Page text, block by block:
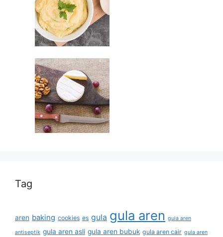
Tag
aren baking cookies es gula gula aren gula aren
antiseptik gula aren asli gula aren bubuk gula aren cair gula aren